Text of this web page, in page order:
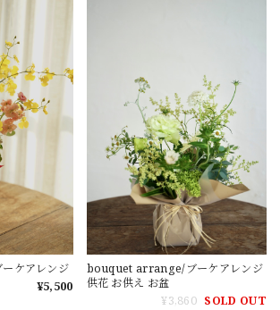
ケアレンジ
¥5,500
bouquet arrange/ブーケアレンジ
供花 お供え お盆
¥3,860 SOLD OUT